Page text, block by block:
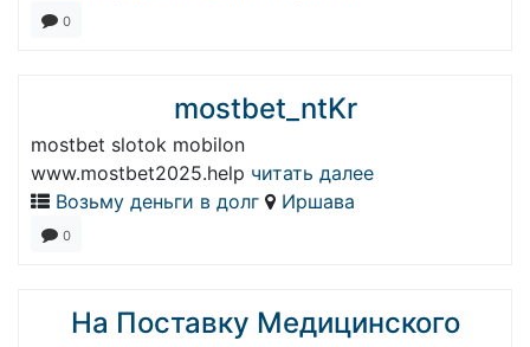
0
mostbet_ntKr
mostbet slotok mobilon
www.mostbet2025.help читать далее
Возьму деньги в долг
Иршава
0
На Поставку Медицинского